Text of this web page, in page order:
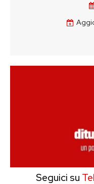
Seguici su